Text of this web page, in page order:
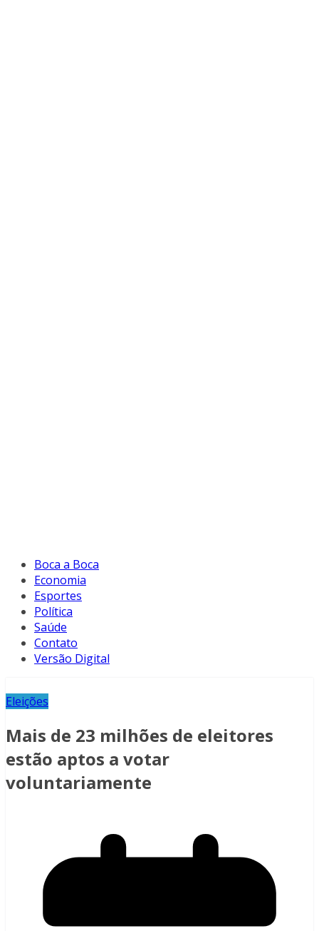
Boca a Boca
Economia
Esportes
Política
Saúde
Contato
Versão Digital
Eleições
Mais de 23 milhões de eleitores
estão aptos a votar
voluntariamente